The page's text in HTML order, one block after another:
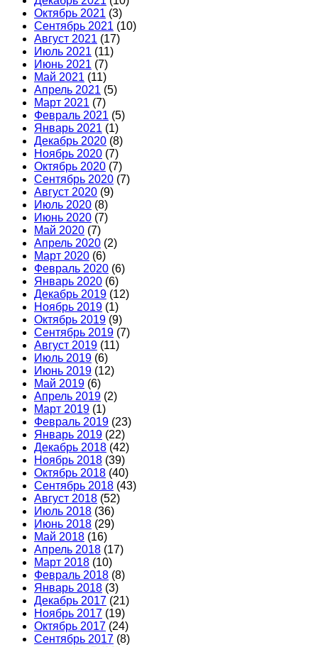
Октябрь 2021 (3)
Сентябрь 2021 (10)
Август 2021 (17)
Июль 2021 (11)
Июнь 2021 (7)
Май 2021 (11)
Апрель 2021 (5)
Март 2021 (7)
Февраль 2021 (5)
Январь 2021 (1)
Декабрь 2020 (8)
Ноябрь 2020 (7)
Октябрь 2020 (7)
Сентябрь 2020 (7)
Август 2020 (9)
Июль 2020 (8)
Июнь 2020 (7)
Май 2020 (7)
Апрель 2020 (2)
Март 2020 (6)
Февраль 2020 (6)
Январь 2020 (6)
Декабрь 2019 (12)
Ноябрь 2019 (1)
Октябрь 2019 (9)
Сентябрь 2019 (7)
Август 2019 (11)
Июль 2019 (6)
Июнь 2019 (12)
Май 2019 (6)
Апрель 2019 (2)
Март 2019 (1)
Февраль 2019 (23)
Январь 2019 (22)
Декабрь 2018 (42)
Ноябрь 2018 (39)
Октябрь 2018 (40)
Сентябрь 2018 (43)
Август 2018 (52)
Июль 2018 (36)
Июнь 2018 (29)
Май 2018 (16)
Апрель 2018 (17)
Март 2018 (10)
Февраль 2018 (8)
Январь 2018 (3)
Декабрь 2017 (21)
Ноябрь 2017 (19)
Октябрь 2017 (24)
Сентябрь 2017 (8)